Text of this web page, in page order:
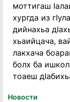
Новости
моттигаш
хургда из
дийнахьа
хьаийцача,
лакхача
болх ба
тоаеш